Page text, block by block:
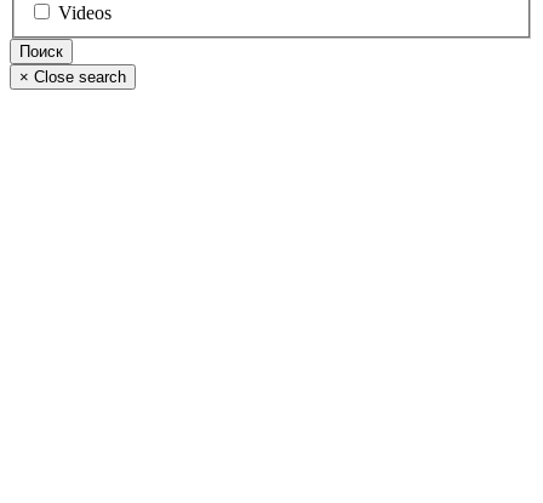
Videos
× Close search